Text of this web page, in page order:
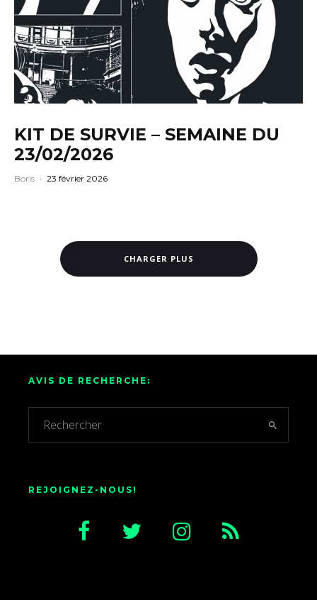
KIT DE SURVIE – SEMAINE DU
23/02/2026
Boris · 23 février 2026
CHARGER PLUS
AVIS DE RECHERCHE:
REJOIGNEZ-NOUS!